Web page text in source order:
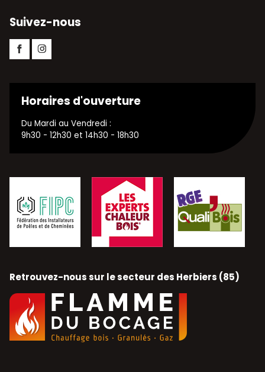
Suivez-nous
FacebookInstagram
Horaires d'ouverture
Du Mardi au Vendredi :
9h30 - 12h30 et 14h30 - 18h30
Retrouvez-nous sur le secteur des Herbiers (85)